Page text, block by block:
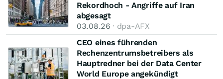
Rekordhoch - Angriffe auf Iran
abgesagt
03.08.26 · dpa-AFX
CEO eines führenden
Rechenzentrumsbetreibers als
Hauptredner bei der Data Center
World Europe angekündigt